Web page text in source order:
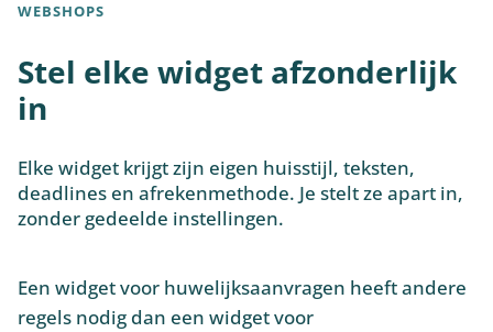
WEBSHOPS
Stel elke widget afzonderlijk
in
Elke widget krijgt zijn eigen huisstijl, teksten,
deadlines en afrekenmethode. Je stelt ze apart in,
zonder gedeelde instellingen.
Een widget voor huwelijksaanvragen heeft andere
regels nodig dan een widget voor